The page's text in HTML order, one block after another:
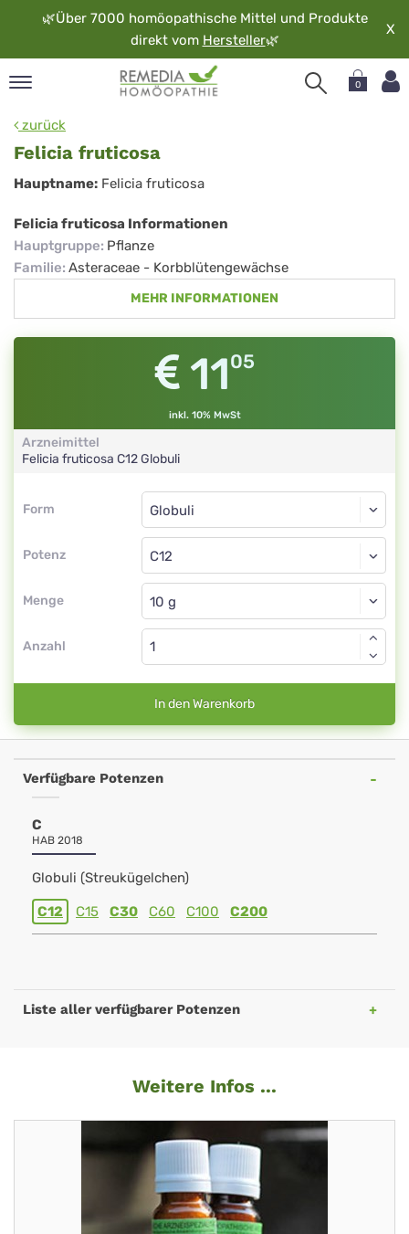
🌿Über 7000 homöopathische Mittel und Produkte
direkt vom Hersteller🌿
X
0
zurück
Felicia fruticosa
Felicia
fruticosa
Hauptname: Felicia fruticosa
Felicia fruticosa Informationen
Hauptgruppe: Pflanze
Familie: Asteraceae - Korbblütengewächse
MEHR INFORMATIONEN
1105
inkl. 10% MwSt
Arzneimittel
Felicia fruticosa C12Globuli
Form
Form
Potenz
Globuli
C12
Menge
Globuli
Anzahl
In den Warenkorb
Verfügbare Potenzen
C
HAB 2018
Globuli (Streukügelchen)
C12 C15 C30 C60 C100 C200
Liste aller verfügbarer Potenzen
Weitere Infos ...